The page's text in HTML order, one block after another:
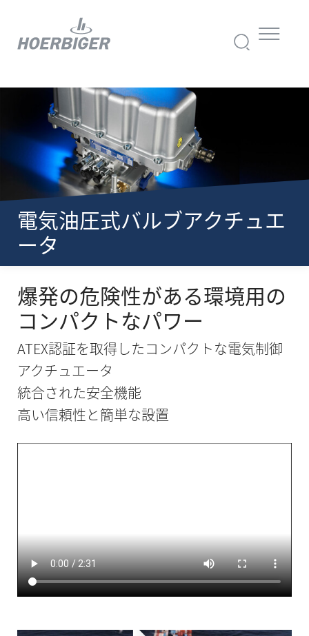
電気油圧式バルブアクチュエ
ータ
爆発の危険性がある環境用の
コンパクトなパワー
ATEX認証を取得したコンパクトな電気制御
アクチュエータ
統合された安全機能
高い信頼性と簡単な設置